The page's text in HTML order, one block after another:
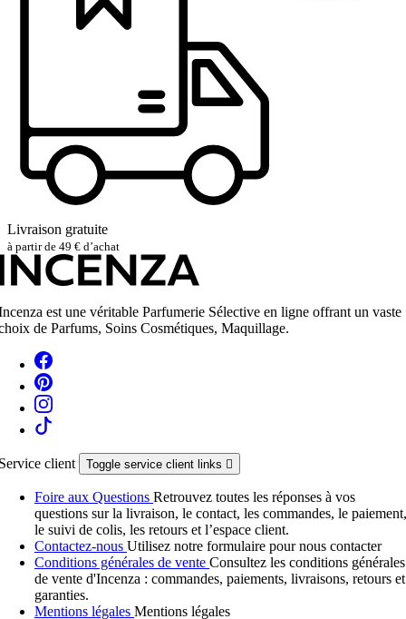
Livraison gratuite
à partir de 49 € d’achat
est une véritable Parfumerie Sélective en ligne offrant un vaste
de Parfums, Soins Cosmétiques, Maquillage.
client Toggle service client links 
Foire aux Questions Retrouvez toutes les réponses à vos
questions sur la livraison, le contact, les commandes, le paiement,
le suivi de colis, les retours et l’espace client.
Contactez-nous Utilisez notre formulaire pour nous contacter
Conditions générales de vente Consultez les conditions générales
de vente d'Incenza : commandes, paiements, livraisons, retours et
garanties.
Mentions légales Mentions légales